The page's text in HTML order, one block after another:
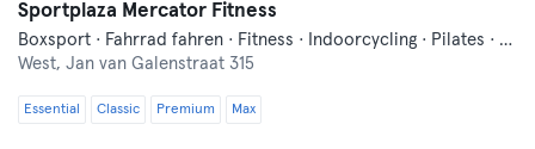
Sportplaza Mercator Fitness
Boxsport · Fahrrad fahren · Fitness · Indoorcycling · Pilates · Yoga
West, Jan van Galenstraat 315
Essential Classic Premium Max